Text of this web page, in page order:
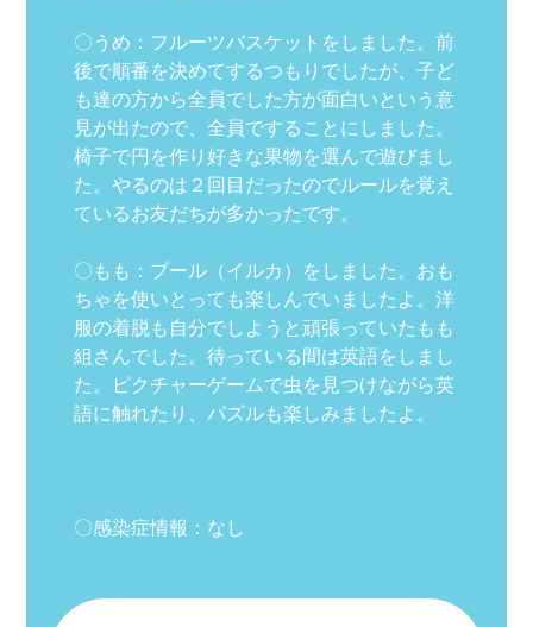
〇うめ：フルーツバスケットをしました。前
後で順番を決めてするつもりでしたが、子ど
も達の方から全員でした方が面白いという意
見が出たので、全員ですることにしました。
椅子で円を作り好きな果物を選んで遊びまし
た。やるのは２回目だったのでルールを覚え
ているお友だちが多かったです。
〇もも：プール（イルカ）をしました。おも
ちゃを使いとっても楽しんでいましたよ。洋
服の着脱も自分でしようと頑張っていたもも
組さんでした。待っている間は英語をしまし
た。ピクチャーゲームで虫を見つけながら英
語に触れたり、パズルも楽しみましたよ。
〇感染症情報：なし